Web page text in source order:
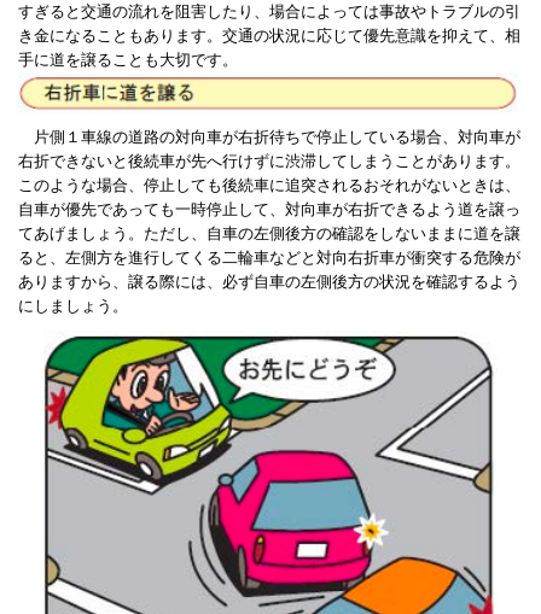
すぎると交通の流れを阻害したり、場合によっては事故やトラブルの引
き金になることもあります。交通の状況に応じて優先意識を抑えて、相
手に道を譲ることも大切です。
片側１車線の道路の対向車が右折待ちで停止している場合、対向車が
右折できないと後続車が先へ行けずに渋滞してしまうことがあります。
このような場合、停止しても後続車に追突されるおそれがないときは、
自車が優先であっても一時停止して、対向車が右折できるよう道を譲っ
てあげましょう。ただし、自車の左側後方の確認をしないままに道を譲
ると、左側方を進行してくる二輪車などと対向右折車が衝突する危険が
ありますから、譲る際には、必ず自車の左側後方の状況を確認するよう
にしましょう。